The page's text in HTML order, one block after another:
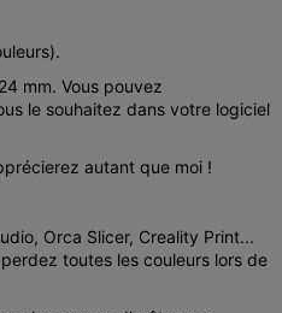
mm. Vous pouvez
le souhaitez dans votre logiciel
autant que moi !
Orca Slicer, Creality Print...
toutes les couleurs lors de